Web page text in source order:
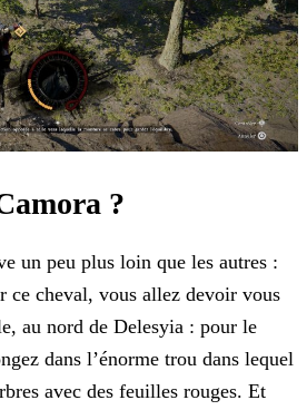
?
un peu plus loin que les autres :
ce cheval, vous allez devoir vous
au nord de Delesyia : pour le
dans l’énorme trou dans lequel
avec des feuilles rouges. Et